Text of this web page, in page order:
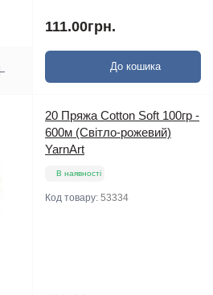
111.00грн.
До кошика
20 Пряжа Cotton Soft 100гр -
600м (Світло-рожевий)
YarnArt
В наявності
Код товару: 53334